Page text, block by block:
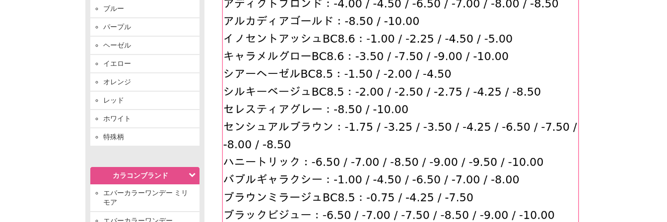
ブルー
パープル
ヘーゼル
イエロー
オレンジ
レッド
ホワイト
特殊柄
カラコンブランド
エバーカラーワンデー ミリ
モア
エバーカラーワンデー